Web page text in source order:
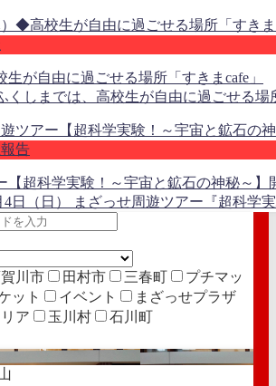
が自由に過ごせる場所「すきまcafe」
くしまでは、高校生が自由に過ごせる
告
【超科学実験！～宇宙と鉱石の神秘～】
4日（日） まざっせ周遊ツアー『超科
川市 田村市 三春町
プチマッ
ット イベント
まざっせプラザ
ア 玉川村 石川町